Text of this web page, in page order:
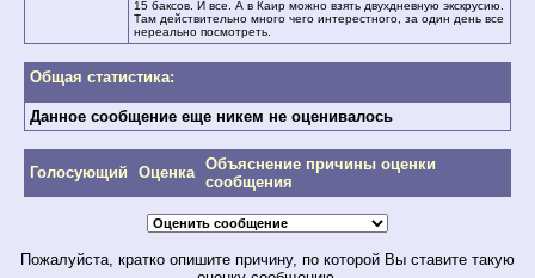
15 баксов. И все. А в Каир можно взять двухдневную экскрусию.
Там действительно много чего интерестного, за один день все
нереально посмотреть.
Общая статистика:
Данное сообщение еще никем не оценивалось
Голосующий Оценка Объяснение причины оценки
сообщения
Пожалуйста, кратко опишите причину, по которой Вы ставите такую